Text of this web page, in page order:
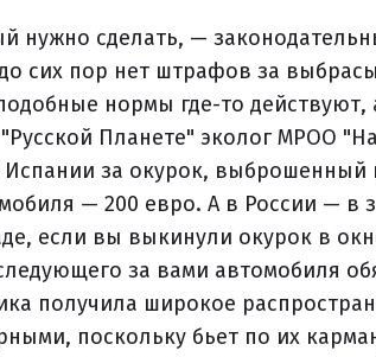
нужно сделать, —
сих пор нет штрафов за
нормы где-то
Планете" эколог МРОО
за окурок,
— 200 евро. А в России — в
если вы выкинули окурок в
за вами автомобиля
получила широкое
поскольку бьет по их